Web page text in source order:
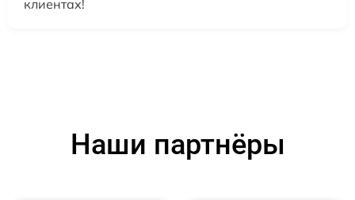
клиентах!
Наши партнёры